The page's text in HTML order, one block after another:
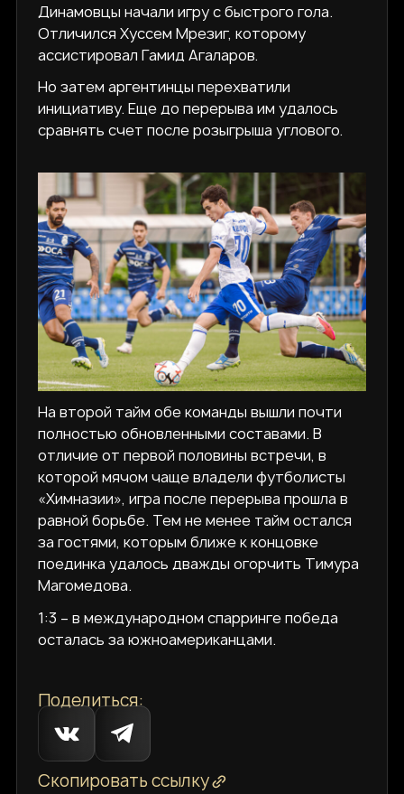
Динамовцы начали игру с быстрого гола.
Отличился Хуссем Мрезиг, которому
ассистировал Гамид Агаларов.
Но затем аргентинцы перехватили
инициативу. Еще до перерыва им удалось
сравнять счет после розыгрыша углового.
На второй тайм обе команды вышли почти
полностью обновленными составами. В
отличие от первой половины встречи, в
которой мячом чаще владели футболисты
«Химназии», игра после перерыва прошла в
равной борьбе. Тем не менее тайм остался
за гостями, которым ближе к концовке
поединка удалось дважды огорчить Тимура
Магомедова.
1:3 – в международном спарринге победа
осталась за южноамериканцами.
Поделиться:
Скопировать ссылку